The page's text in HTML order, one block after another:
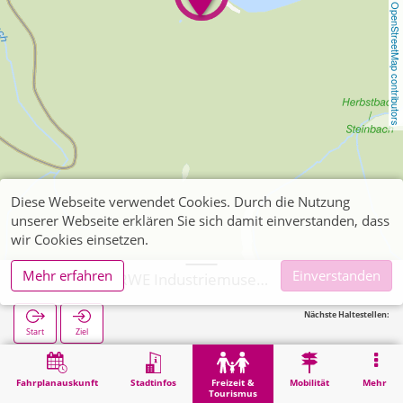
OpenStreetMap contributors
Fahrplanauskunft Stadtinfos
Freizeit &
Tourismus
Mobilität Mehr
Start Ziel
Nächste Haltestellen:
Freizeit & Tourismus Kultur Heimbach, RWE Industriemuseum
Diese Webseite verwendet Cookies. Durch die Nutzung
unserer Webseite erklären Sie sich damit einverstanden, dass
wir Cookies einsetzen.
Mehr erfahren
Einverstanden